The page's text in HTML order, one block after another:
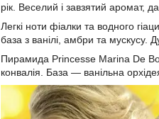
рік. Веселий і завзятий аромат,
Легкі ноти фіалки та водного
база з ванілі, амбри та мускусу.
Пирамида Princesse Marina De
конвалія. База — ванільна